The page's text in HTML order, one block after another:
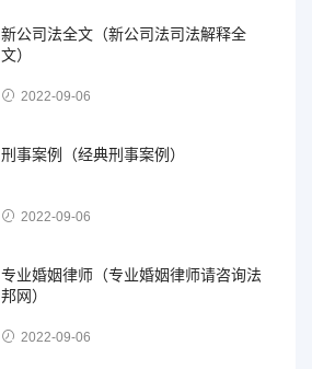
新公司法全文（新公司法司法解释全
文）
2022-09-06
刑事案例（经典刑事案例）
2022-09-06
专业婚姻律师（专业婚姻律师请咨询法
邦网）
2022-09-06